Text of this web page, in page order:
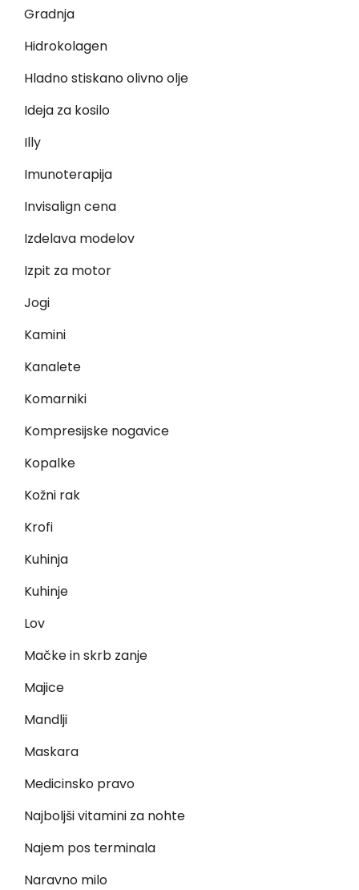
Gradnja
Hidrokolagen
Hladno stiskano olivno olje
Ideja za kosilo
Illy
Imunoterapija
Invisalign cena
Izdelava modelov
Izpit za motor
Jogi
Kamini
Kanalete
Komarniki
Kompresijske nogavice
Kopalke
Kožni rak
Krofi
Kuhinja
Kuhinje
Lov
Mačke in skrb zanje
Majice
Mandlji
Maskara
Medicinsko pravo
Najboljši vitamini za nohte
Najem pos terminala
Naravno milo